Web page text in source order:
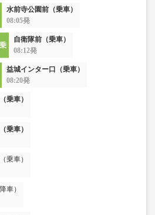
水前寺公園前（乗車）
08:05発
自衛隊前（乗車）
08:12発
益城インター口（乗車）
08:20発
乗車）
乗車）
乗車）
車）